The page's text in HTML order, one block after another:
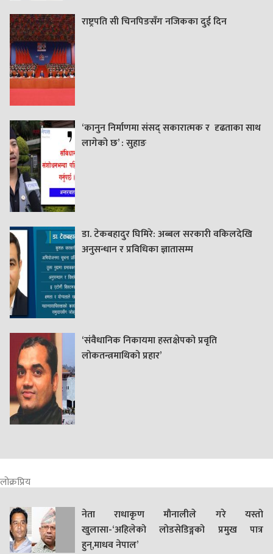
राष्ट्रपति सी चिनपिङसँग नजिकका दुई दिन
‘कानुन निर्माणमा संसद् सकारात्मक र दृढताका साथ
लागेको छ’ : सुहाङ
डा. टेकबहादुर घिमिरे: अब्बल सरकारी वकिलदेखि
अनुसन्धान र प्रविधिका ज्ञातासम्म
‘संवैधानिक निकायमा हस्तक्षेपको प्रवृति
लोकतन्त्रमाथिको प्रहार’
लोक्रप्रिय
नेता राधाकृण मौनालीले गरे यस्तो
खुलासा-‘अहिलेको लोडसेडिङ्गको प्रमुख पात्र
हुन्,माधव नेपाल’